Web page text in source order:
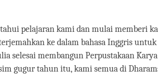
pelajaran kami dan mulai memberi
ke dalam bahasa Inggris
selesai membangun Perpustakaan
gugur tahun itu, kami semua di